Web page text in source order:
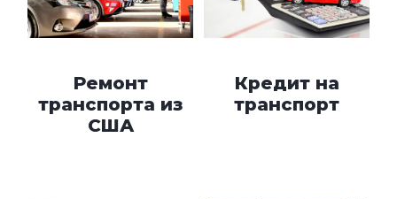
Ремонт
транспорта из
США
Кредит на
транспорт